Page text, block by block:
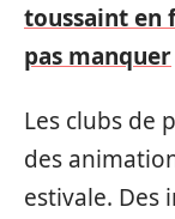
toussaint en
pas manquer
Les clubs de
des
estivale. Des